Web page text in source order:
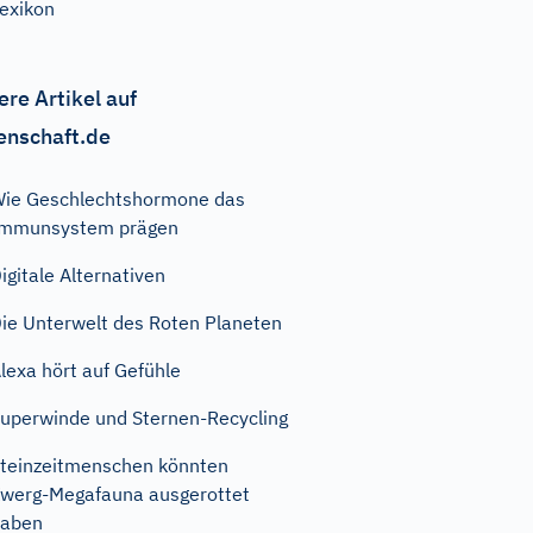
Artikel auf
Geschlechtshormone das
prägen
Alternativen
Unterwelt des Roten Planeten
hört auf Gefühle
und Sternen-Recycling
könnten
Megafauna ausgerottet